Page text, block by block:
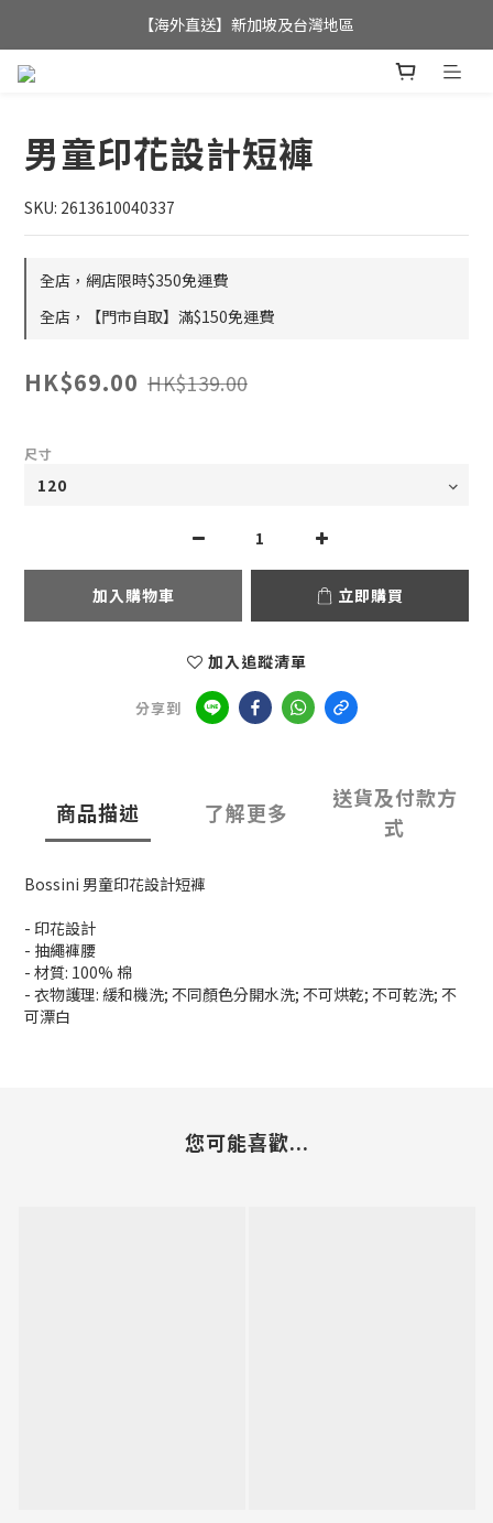
全店滿$350，即可享港澳地區免運費;
【海外直送】新加坡及台灣地區
男童印花設計短褲
SKU: 2613610040337
全店，網店限時$350免運費
全店，【門市自取】滿$150免運費
HK$69.00 HK$139.00
尺寸
加入購物車 立即購買
加入追蹤清單
分享到
商品描述 了解更多
送貨及付款方
式
Bossini 男童印花設計短褲
- 印花設計
- 抽繩褲腰
- 材質: 100% 棉
- 衣物護理: 緩和機洗; 不同顏色分開水洗; 不可烘乾; 不可乾洗; 不
可漂白
您可能喜歡...